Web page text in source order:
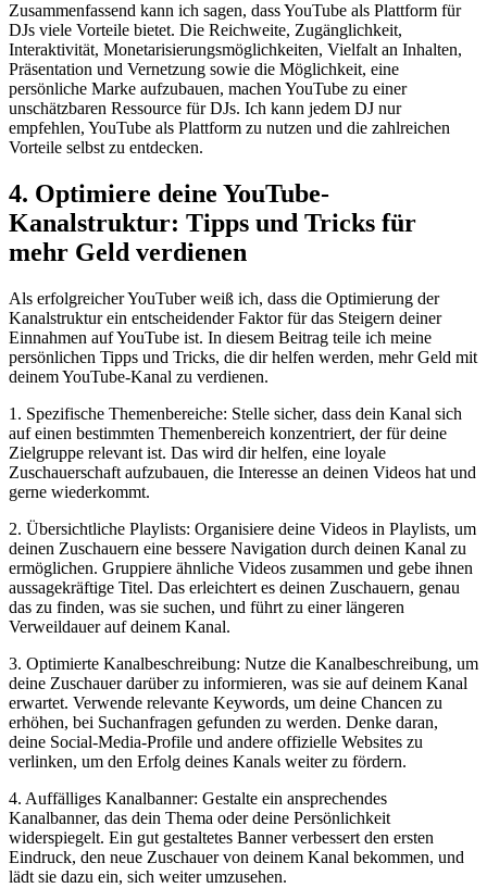
Zusammenfassend kann ich sagen, dass YouTube als Plattform für
DJs viele Vorteile bietet. Die Reichweite, Zugänglichkeit,
Interaktivität, Monetarisierungsmöglichkeiten, Vielfalt an Inhalten,
Präsentation und Vernetzung sowie die Möglichkeit, eine
persönliche Marke⁣ aufzubauen, machen‌ YouTube zu einer
unschätzbaren Ressource für DJs. Ich kann ‌jedem DJ nur
empfehlen, YouTube als Plattform zu nutzen und die ‌zahlreichen
Vorteile selbst zu entdecken.
4. ⁢Optimiere deine YouTube-
Kanalstruktur: Tipps und Tricks für​
mehr Geld verdienen
Als ⁣erfolgreicher YouTuber weiß ich, dass die Optimierung der
Kanalstruktur ein entscheidender Faktor für das Steigern deiner
Einnahmen auf YouTube ist. In diesem Beitrag teile ich meine
persönlichen Tipps und Tricks, die dir helfen werden, mehr Geld mit
deinem YouTube-Kanal zu verdienen.
1. Spezifische Themenbereiche: Stelle sicher, dass dein Kanal sich⁤
auf einen bestimmten Themenbereich konzentriert, der für deine
Zielgruppe relevant ist. Das wird dir helfen, eine loyale
Zuschauerschaft aufzubauen, die Interesse an deinen Videos hat ‌und
‌gerne wiederkommt.
2.‌ Übersichtliche ​Playlists: Organisiere deine Videos in Playlists, um
deinen Zuschauern eine bessere Navigation durch deinen Kanal zu
ermöglichen.⁣ Gruppiere ähnliche Videos zusammen und gebe ihnen⁣
aussagekräftige Titel. Das ⁢erleichtert es deinen Zuschauern, genau⁢
das zu finden, was sie suchen,​ und führt zu einer längeren
Verweildauer auf deinem Kanal.
3. Optimierte Kanalbeschreibung: ⁤Nutze die Kanalbeschreibung, um⁤
deine Zuschauer darüber zu informieren, was⁣ sie ‍auf deinem⁤ Kanal
erwartet. Verwende relevante Keywords, um deine‍ Chancen zu
erhöhen, bei Suchanfragen gefunden zu werden. Denke daran,
deine Social-Media-Profile und andere offizielle Websites zu
verlinken, um den Erfolg deines Kanals weiter zu fördern.
4. Auffälliges Kanalbanner: Gestalte ein⁤ ansprechendes
Kanalbanner, das dein Thema oder deine⁣ Persönlichkeit
widerspiegelt. Ein gut gestaltetes Banner verbessert den ersten
Eindruck, den neue Zuschauer von deinem Kanal bekommen, und
lädt sie dazu ein, sich weiter​ umzusehen.